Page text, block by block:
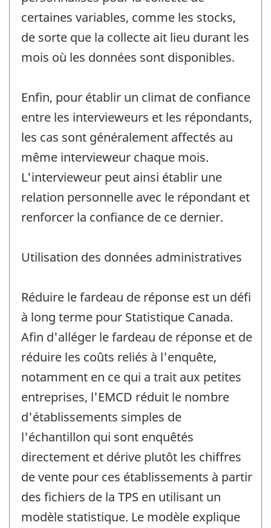
certaines variables, comme les stocks,
de sorte que la collecte ait lieu durant les
mois où les données sont disponibles.
Enfin, pour établir un climat de confiance
entre les intervieweurs et les répondants,
les cas sont généralement affectés au
même intervieweur chaque mois.
L'intervieweur peut ainsi établir une
relation personnelle avec le répondant et
renforcer la confiance de ce dernier.
Utilisation des données administratives
Réduire le fardeau de réponse est un défi
à long terme pour Statistique Canada.
Afin d'alléger le fardeau de réponse et de
réduire les coûts reliés à l'enquête,
notamment en ce qui a trait aux petites
entreprises, l'EMCD réduit le nombre
d'établissements simples de
l'échantillon qui sont enquêtés
directement et dérive plutôt les chiffres
de vente pour ces établissements à partir
des fichiers de la TPS en utilisant un
modèle statistique. Le modèle explique